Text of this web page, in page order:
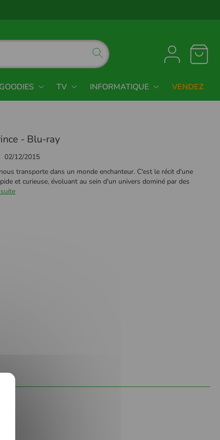
TV INFORMATIQUE VENDEZ
- Blu-ray
02/12/2015
transporte dans un monde enchanteur. C'est le récit d'une
et curieuse, évoluant au sein d'un univers dominé par des